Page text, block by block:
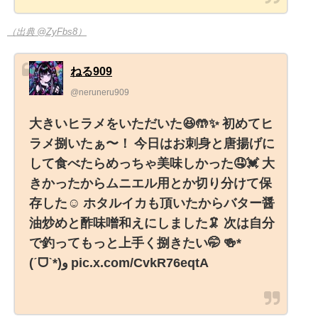
（出典 @ZyFbs8）
ねる909
@neruneru909
大きいヒラメをいただいた😆🤲✨️ 初めてヒ
ラメ捌いたぁ〜！ 今日はお刺身と唐揚げに
して食べたらめっちゃ美味しかった🤤💓 大
きかったからムニエル用とか切り分けて保
存した☺️ ホタルイカも頂いたからバター醤
油炒めと酢味噌和えにしました🦑 次は自分
で釣ってもっと上手く捌きたい🤭 🍻*
(ˊᗜˋ*)و pic.x.com/CvkR76eqtA